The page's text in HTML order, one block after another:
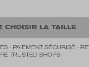
CHOISIR LA TAILLE
- PAIEMENT SÉCURISÉ -
TRUSTED SHOPS